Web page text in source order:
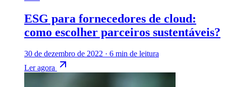
ESG para fornecedores de cloud:
como escolher parceiros sustentáveis?
30 de dezembro de 2022 · 6 min de leitura
Ler agora